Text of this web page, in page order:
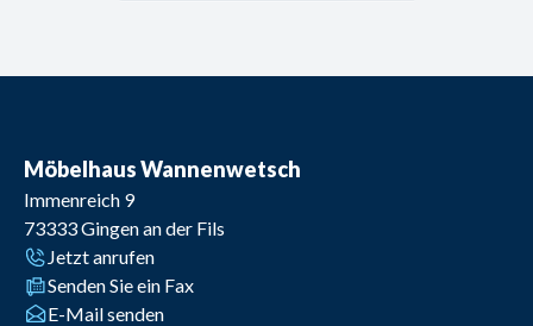
Möbelhaus Wannenwetsch
Immenreich 9
73333Gingen an der Fils
Jetzt anrufen
Senden Sie ein Fax
E-Mail senden